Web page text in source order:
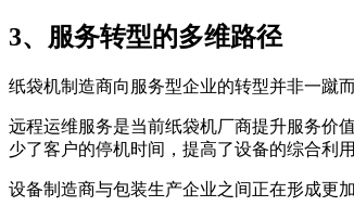
3、服务转型的多维路径
纸袋机制造商向服务型企业的转型并非一蹴
远程运维服务是当前纸袋机厂商提升服务价
少了客户的停机时间，提高了设备的综合利用
设备制造商与包装生产企业之间正在形成更